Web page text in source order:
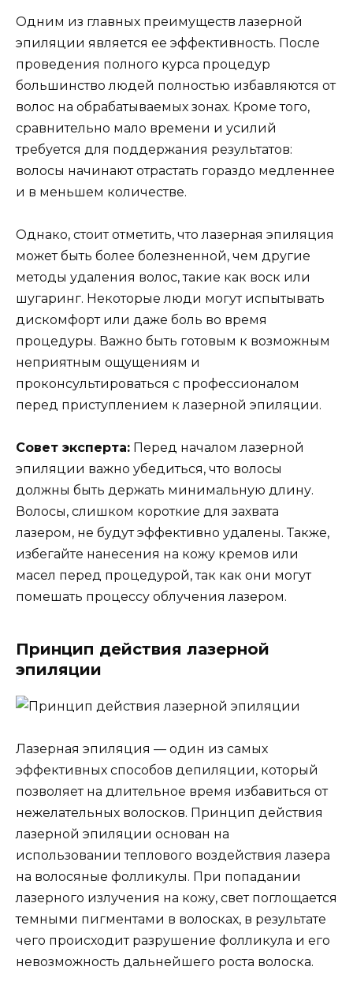
Одним из главных преимуществ лазерной
эпиляции является ее эффективность. После
проведения полного курса процедур
большинство людей полностью избавляются от
волос на обрабатываемых зонах. Кроме того,
сравнительно мало времени и усилий
требуется для поддержания результатов:
волосы начинают отрастать гораздо медленнее
и в меньшем количестве.
Однако, стоит отметить, что лазерная эпиляция
может быть более болезненной, чем другие
методы удаления волос, такие как воск или
шугаринг. Некоторые люди могут испытывать
дискомфорт или даже боль во время
процедуры. Важно быть готовым к возможным
неприятным ощущениям и
проконсультироваться с профессионалом
перед приступлением к лазерной эпиляции.
Совет эксперта: Перед началом лазерной
эпиляции важно убедиться, что волосы
должны быть держать минимальную длину.
Волосы, слишком короткие для захвата
лазером, не будут эффективно удалены. Также,
избегайте нанесения на кожу кремов или
масел перед процедурой, так как они могут
помешать процессу облучения лазером.
Принцип действия лазерной
эпиляции
Лазерная эпиляция — один из самых
эффективных способов депиляции, который
позволяет на длительное время избавиться от
нежелательных волосков. Принцип действия
лазерной эпиляции основан на
использовании теплового воздействия лазера
на волосяные фолликулы. При попадании
лазерного излучения на кожу, свет поглощается
темными пигментами в волосках, в результате
чего происходит разрушение фолликула и его
невозможность дальнейшего роста волоска.